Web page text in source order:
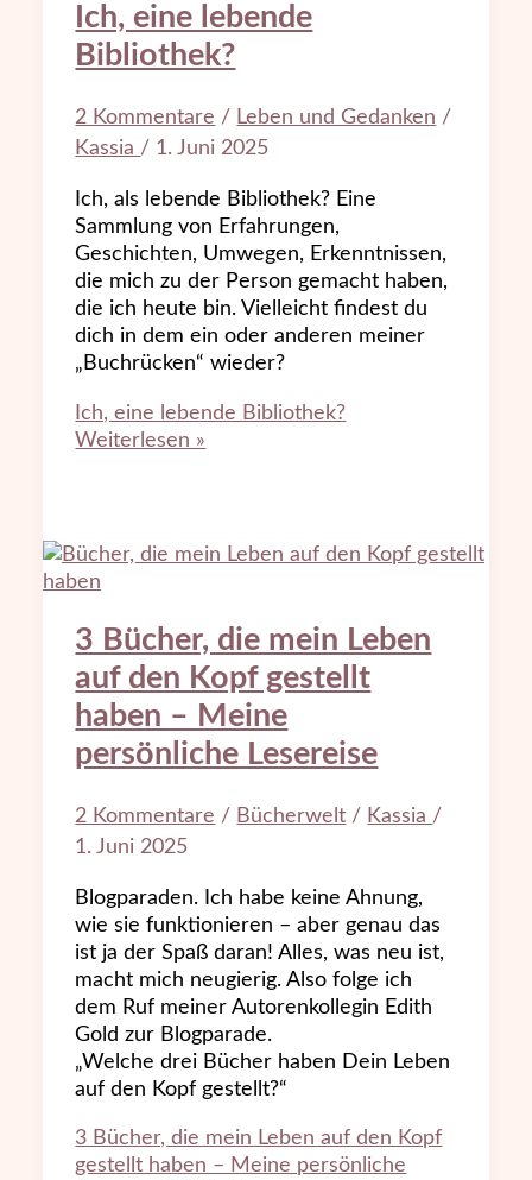
Ich, eine lebende
Bibliothek?
2 Kommentare / Leben und Gedanken /
Kassia / 1. Juni 2025
Ich, als lebende Bibliothek? Eine
Sammlung von Erfahrungen,
Geschichten, Umwegen, Erkenntnissen,
die mich zu der Person gemacht haben,
die ich heute bin. Vielleicht findest du
dich in dem ein oder anderen meiner
„Buchrücken“ wieder?
Ich, eine lebende Bibliothek?
Weiterlesen »
3 Bücher, die mein Leben
auf den Kopf gestellt
haben – Meine
persönliche Lesereise
2 Kommentare / Bücherwelt / Kassia /
1. Juni 2025
Blogparaden. Ich habe keine Ahnung,
wie sie funktionieren – aber genau das
ist ja der Spaß daran! Alles, was neu ist,
macht mich neugierig. Also folge ich
dem Ruf meiner Autorenkollegin Edith
Gold zur Blogparade.
„Welche drei Bücher haben Dein Leben
auf den Kopf gestellt?“
3 Bücher, die mein Leben auf den Kopf
gestellt haben – Meine persönliche